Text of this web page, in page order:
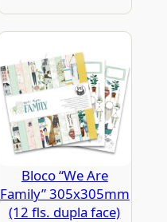
Bloco “We Are
Family” 305x305mm
(12 fls. dupla face)